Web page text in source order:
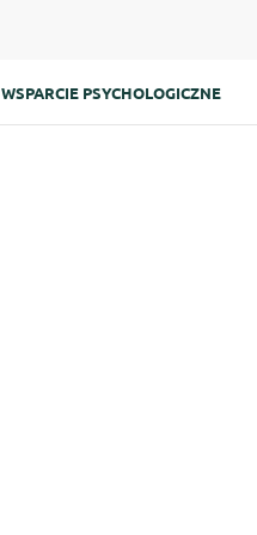
WSPARCIE PSYCHOLOGICZNE